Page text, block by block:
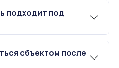
подходит под
объектом после